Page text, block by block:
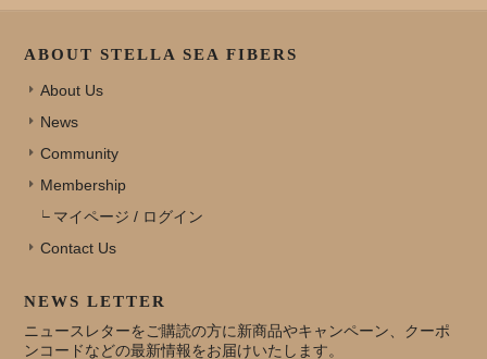
ABOUT STELLA SEA FIBERS
About Us
News
Community
Membership
マイページ / ログイン
Contact Us
NEWS LETTER
ニュースレターをご購読の方に新商品やキャンペーン、クーポ
ンコードなどの最新情報をお届けいたします。